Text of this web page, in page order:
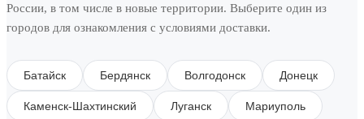
России, в том числе в новые территории. Выберите один из
городов для ознакомления с условиями доставки.
Батайск Бердянск Волгодонск Донецк
Каменск-Шахтинский Луганск Мариуполь